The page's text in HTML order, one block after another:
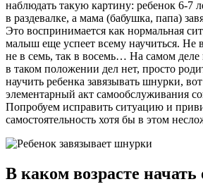
наблюдать такую картину: ребенок 6-7
в раздевалке, а мама (бабушка, папа)
Это воспринимается как нормальная
малыш еще успеет всему научиться. Не
не в семь, так в восемь… На самом деле
в таком положении дел нет, просто
научить ребенка завязывать шнурки,
элементарный акт самообслуживания
Попробуем исправить ситуацию и
самостоятельность хотя бы в этом
В каком возрасте начать